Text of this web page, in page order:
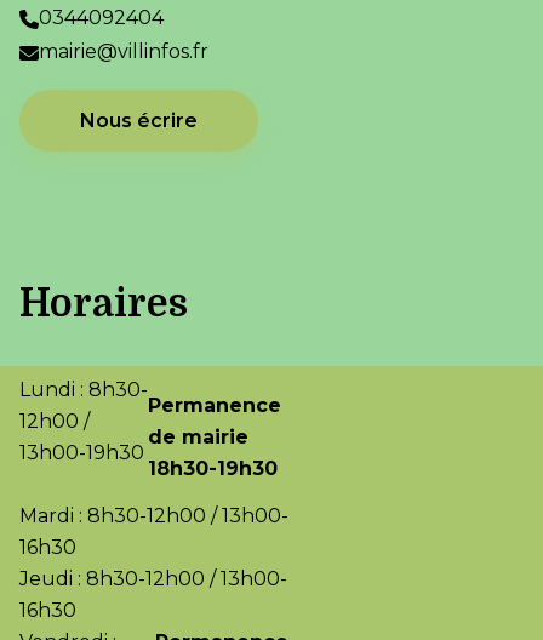
0344092404
mairie@villinfos.fr
Nous écrire
Horaires
Lundi : 8h30-
12h00 /
13h00-19h30
Permanence
de mairie
18h30-19h30
Mardi : 8h30-12h00 / 13h00-
16h30
Jeudi : 8h30-12h00 / 13h00-
16h30